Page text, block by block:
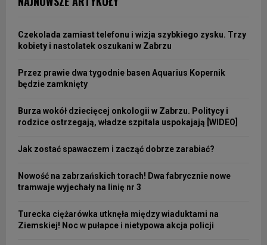
Czekolada zamiast telefonu i wizja szybkiego zysku. Trzy
kobiety i nastolatek oszukani w Zabrzu
Przez prawie dwa tygodnie basen Aquarius Kopernik
będzie zamknięty
Burza wokół dziecięcej onkologii w Zabrzu. Politycy i
rodzice ostrzegają, władze szpitala uspokajają [WIDEO]
Jak zostać spawaczem i zacząć dobrze zarabiać?
Nowość na zabrzańskich torach! Dwa fabrycznie nowe
tramwaje wyjechały na linię nr 3
Turecka ciężarówka utknęła między wiaduktami na
Ziemskiej! Noc w pułapce i nietypowa akcja policji